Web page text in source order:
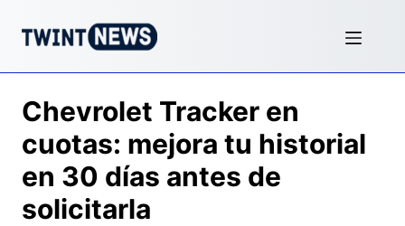
Chevrolet Tracker en
cuotas: mejora tu historial
en 30 días antes de
solicitarla